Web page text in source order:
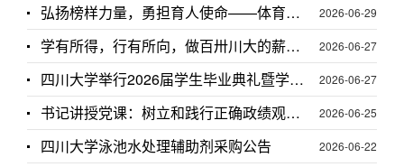
弘扬榜样力量，勇担育人使命——体育学院举办庆祝建党105周年暨“七一”表彰大会 2026-06-29
学有所得，行有所向，做百卅川大的薪火赓续者 ——校长汪劲松在四川大学2026届学生毕业典礼上的讲话 2026-06-27
四川大学举行2026届学生毕业典礼暨学位授予仪式 2026-06-27
书记讲授党课：树立和践行正确政绩观专题党课学习 2026-06-25
四川大学泳池水处理辅助剂采购公告 2026-06-22